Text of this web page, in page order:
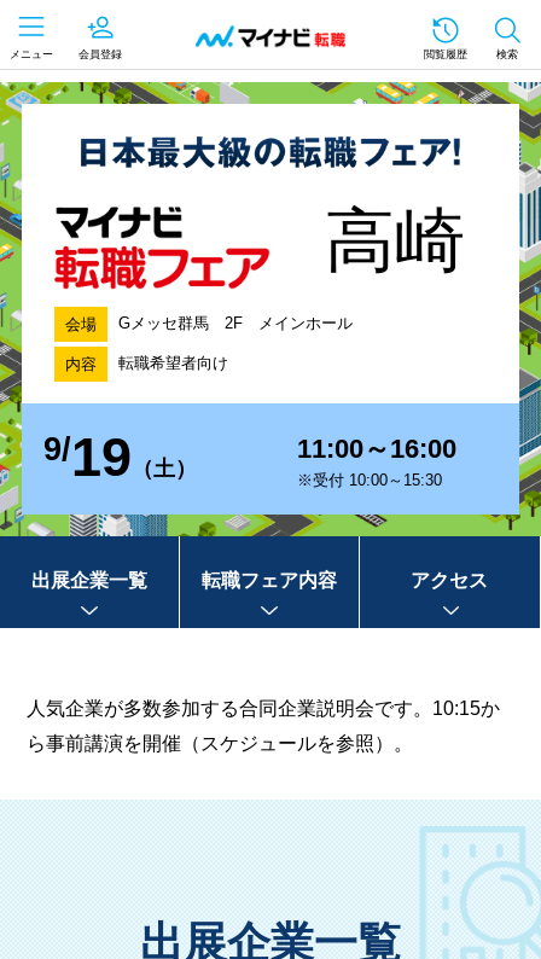
メニュー 会員登録 閲覧履歴 検索
高崎
会場 Gメッセ群馬 2F メインホール
内容 転職希望者向け
9/19 （土）
11:00～16:00
※受付 10:00～15:30
出展企業一覧 転職フェア内容 アクセス
人気企業が多数参加する合同企業説明会です。10:15か
ら事前講演を開催（スケジュールを参照）。
出展企業一覧